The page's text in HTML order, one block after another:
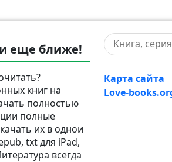
еще ближе!
книг на
полностью
полные
их в однои
txt для iPad,
всегда
Карта сайта
Love-